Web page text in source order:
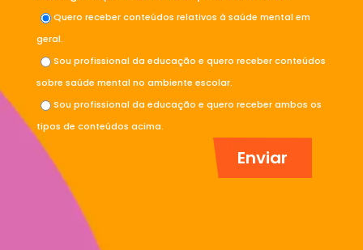
Quero receber conteúdos relativos à saúde mental em
geral.
Sou profissional da educação e quero receber conteúdos
sobre saúde mental no ambiente escolar.
Sou profissional da educação e quero receber ambos os
tipos de conteúdos acima.